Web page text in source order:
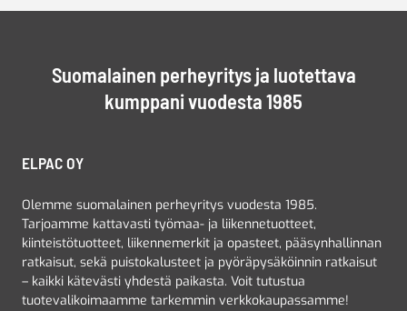
Suomalainen perheyritys ja luotettava
kumppani vuodesta 1985
ELPAC OY
Olemme suomalainen perheyritys vuodesta 1985.
Tarjoamme kattavasti työmaa- ja liikennetuotteet,
kiinteistötuotteet, liikennemerkit ja opasteet, pääsynhallinnan
ratkaisut, sekä puistokalusteet ja pyöräpysäköinnin ratkaisut
– kaikki kätevästi yhdestä paikasta. Voit tutustua
tuotevalikoimaamme tarkemmin verkkokaupassamme!